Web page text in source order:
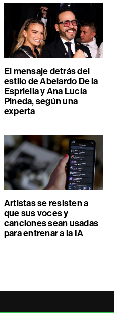
El mensaje detrás del
estilo de Abelardo De la
Espriella y Ana Lucía
Pineda, según una
experta
Artistas se resisten a
que sus voces y
canciones sean usadas
para entrenar a la IA